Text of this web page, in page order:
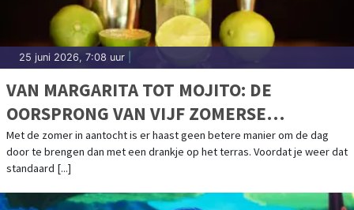
25 juni 2026, 7:08 uur
VAN MARGARITA TOT MOJITO: DE
OORSPRONG VAN VIJF ZOMERSE
COCKTAILKLASSIEKERS
Met de zomer in aantocht is er haast geen betere manier om de dag
door te brengen dan met een drankje op het terras. Voordat je weer dat
standaard [...]